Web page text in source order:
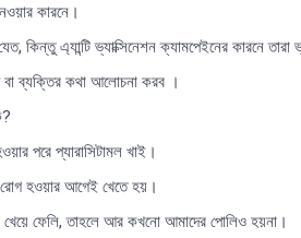
কারনে।
কিন্তু এ্যান্টি ভ্যাক্সিনেশন ক্যামপেইনের কারনে তারা
বা ব্যক্তির কথা আলোচনা করব ।
পরে প্যারাসিটামল খাই।
হওয়ার আগেই খেতে হয়।
ফেলি, তাহলে আর কখনো আমাদের পোলিও হয়না।